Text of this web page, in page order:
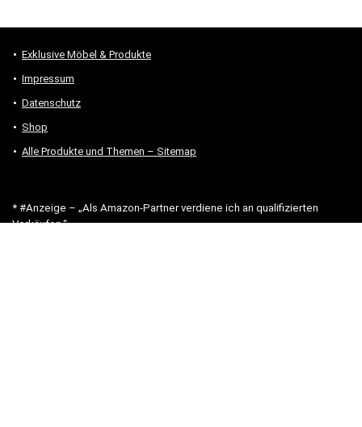
Exklusive Möbel & Produkte
Impressum
Datenschutz
Shop
Alle Produkte und Themen – Sitemap
* #Anzeige – „Als Amazon-Partner verdiene ich an qualifizierten
Verkäufen.“